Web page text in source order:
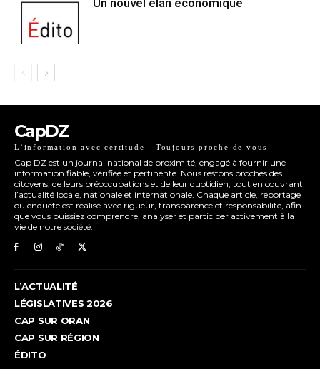
Un nouvel élan économique
CapDZ
L’information avec certitude - Toujours proche de vous
Cap DZ est un journal national de proximité, engagé à fournir une
information fiable, vérifiée et pertinente. Nous restons proches des
citoyens, de leurs préoccupations et de leur quotidien, tout en couvrant
l’actualité locale, nationale et internationale. Chaque article, reportage
ou enquête est réalisé avec rigueur, transparence et responsabilité, afin
que vous puissiez comprendre, analyser et participer activement à la
vie de notre société.
L’ACTUALITÉ
LÉGISLATIVES 2026
CAP SUR ORAN
CAP SUR RÉGION
ÉDITO